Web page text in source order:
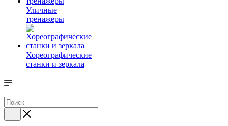
Уличные
тренажеры
Хореографические
станки и зеркала